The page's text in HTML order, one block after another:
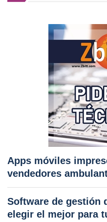
Apps móviles
vendedores
Software de gestión
elegir el mejor para